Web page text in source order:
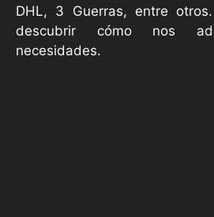
DHL, 3 Guerras, entre
descubrir cómo nos
necesidades.